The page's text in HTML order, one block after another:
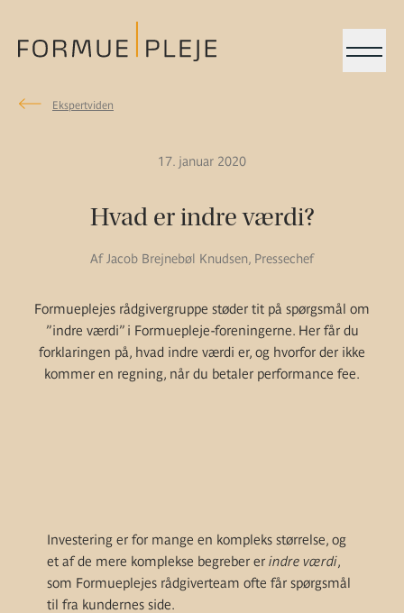
Menu
Ekspertviden
17. januar 2020
Hvad er indre værdi?
Af Jacob Brejnebøl Knudsen, Pressechef
Formueplejes rådgivergruppe støder tit på spørgsmål om
”indre værdi” i Formuepleje-foreningerne. Her får du
forklaringen på, hvad indre værdi er, og hvorfor der ikke
kommer en regning, når du betaler performance fee.
Investering er for mange en kompleks størrelse, og
et af de mere komplekse begreber er indre værdi,
som Formueplejes rådgiverteam ofte får spørgsmål
til fra kundernes side.